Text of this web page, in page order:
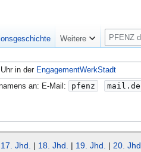
in der EngagementWerkStadt
an: E-Mail:
pfenz mail.de
17. Jhd. | 18. Jhd. | 19. Jhd. | 20. Jhd.
Weitere
S
u
c
h
e